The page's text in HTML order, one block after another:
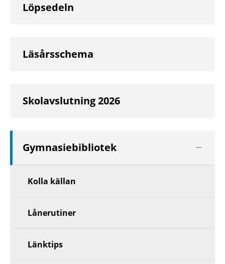
Löpsedeln
Läsårsschema
Skolavslutning 2026
Gymnasiebibliotek
Kolla källan
Lånerutiner
Länktips